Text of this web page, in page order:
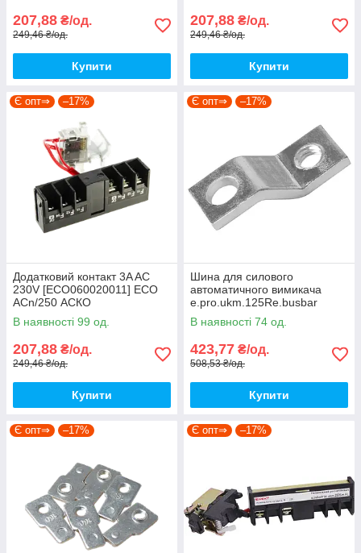
207,88 ₴/од.
249,46 ₴/од.
Купити
207,88 ₴/од.
249,46 ₴/од.
Купити
Є опт⇒ –17%
Додатковий контакт 3A AC
230V [ECO060020011] ECO
АCn/250 АСКО
В наявності 99 од.
207,88 ₴/од.
249,46 ₴/од.
Купити
Є опт⇒ –17%
Шина для силового
автоматичного вимикача
e.pro.ukm.125Re.busbar
[p087121] E.NEXT
В наявності 74 од.
423,77 ₴/од.
508,53 ₴/од.
Купити
Є опт⇒ –17% Є опт⇒ –17%